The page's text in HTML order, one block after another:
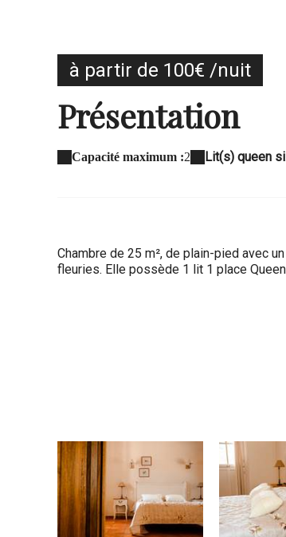
à partir de 100€ /nuit
Présentation
Capacité maximum :2 Lit(s) queen
Chambre de 25 m², de plain-pied avec
fleuries. Elle possède 1 lit 1 place